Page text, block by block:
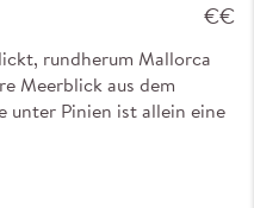
€€
rundherum Mallorca
Meerblick aus dem
unter Pinien ist allein eine